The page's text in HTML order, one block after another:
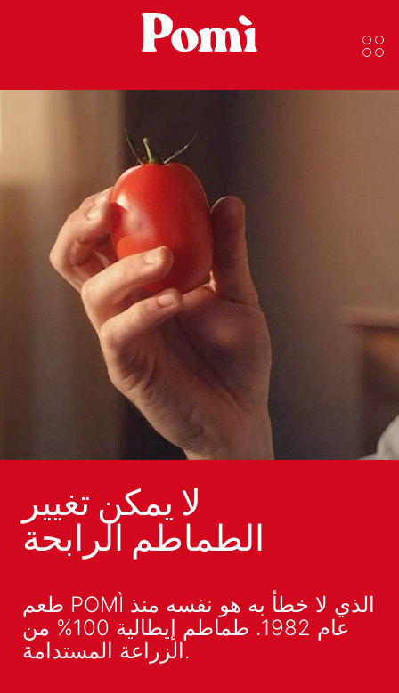
لا يمكن تغيير
الطماطم الرابحة
طعم POMÌ الذي لا خطأ به هو نفسه منذ
عام 1982. طماطم إيطالية 100% من
الزراعة المستدامة.